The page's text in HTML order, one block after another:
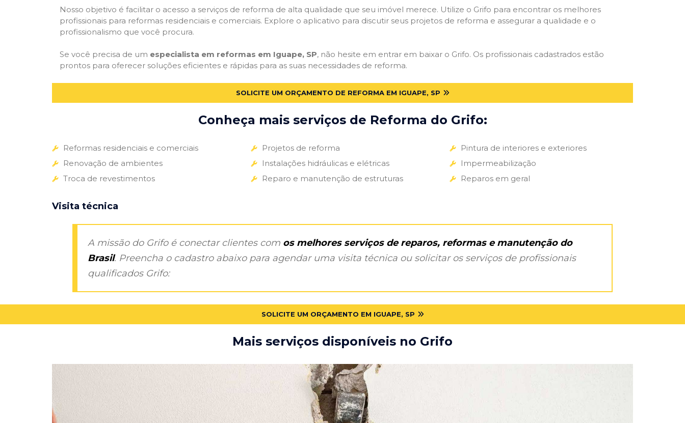
Nosso objetivo é facilitar o acesso a serviços de reforma de alta qualidade que seu imóvel merece. Utilize o Grifo para encontrar os melhores
profissionais para reformas residenciais e comerciais. Explore o aplicativo para discutir seus projetos de reforma e assegurar a qualidade e o
profissionalismo que você procura.
Se você precisa de um especialista em reformas em Iguape, SP, não hesite em entrar em baixar o Grifo. Os profissionais cadastrados estão
prontos para oferecer soluções eficientes e rápidas para as suas necessidades de reforma.
SOLICITE UM ORÇAMENTO DE REFORMA EM IGUAPE, SP
Conheça mais serviços de Reforma do Grifo:
Reformas residenciais e comerciais
Renovação de ambientes
Troca de revestimentos
Projetos de reforma
Instalações hidráulicas e elétricas
Reparo e manutenção de estruturas
Pintura de interiores e exteriores
Impermeabilização
Reparos em geral
Visita técnica
A missão do Grifo é conectar clientes com os melhores serviços de reparos, reformas e manutenção do
Brasil. Preencha o cadastro abaixo para agendar uma visita técnica ou solicitar os serviços de profissionais
qualificados Grifo:
SOLICITE UM ORÇAMENTO EM IGUAPE, SP
Mais serviços disponíveis no Grifo